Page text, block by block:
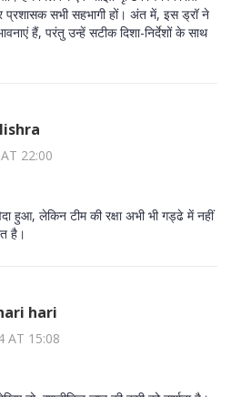
प्रशासक सभी सहभागी हों। अंत में, इस ड्रॉ ने
हैं, परंतु उन्हें सटीक दिशा-निर्देशों के साथ
22:00
हुआ, लेकिन टीम की रक्षा अभी भी गड्ढे में नहीं
है।
hari
AT 15:08